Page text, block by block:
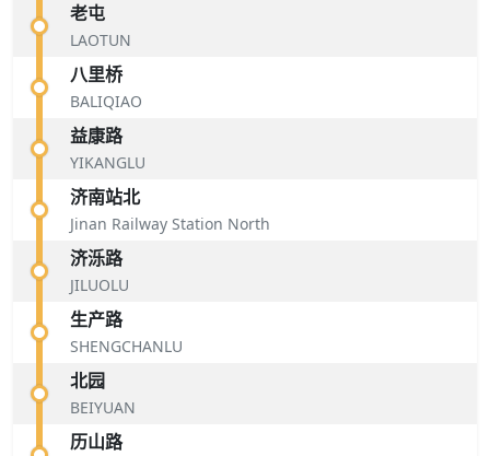
老屯
LAOTUN
八里桥
BALIQIAO
益康路
YIKANGLU
济南站北
Jinan Railway Station North
济泺路
JILUOLU
生产路
SHENGCHANLU
北园
BEIYUAN
历山路